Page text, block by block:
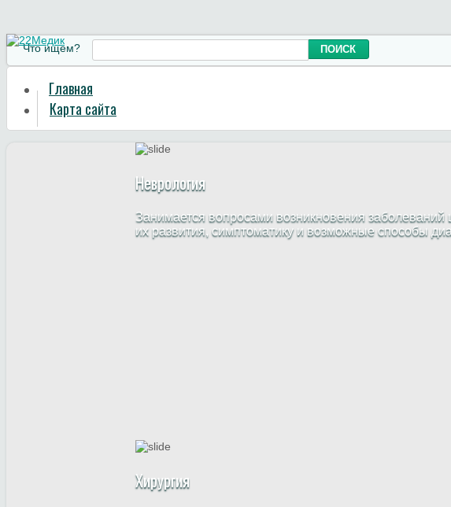
Что ищем?
Главная
Карта сайта
Неврология
Занимается вопросами возникновения
их развития, симптоматику и возможные способы
Хирургия